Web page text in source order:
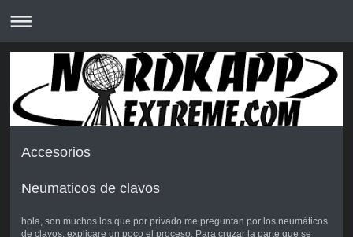
Accesorios
Neumaticos de clavos
hola, son muchos los que por privado me preguntan por los neumáticos
de clavos. explicare un poco el proceso. Para cruzar la parte que se